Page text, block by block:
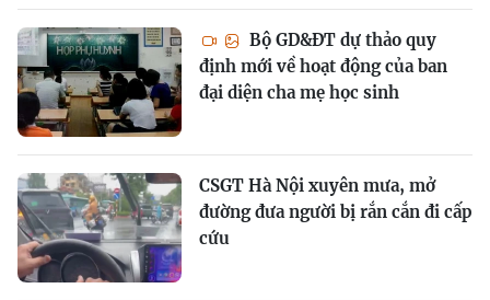
Bộ GD&ĐT dự thảo quy
định mới về hoạt động của ban
đại diện cha mẹ học sinh
CSGT Hà Nội xuyên mưa, mở
đường đưa người bị rắn cắn đi cấp
cứu